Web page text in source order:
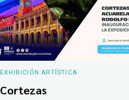
EXHIBICIÓN ARTÍSTICA
Cortezas